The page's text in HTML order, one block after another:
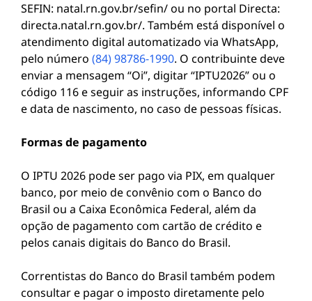
SEFIN: natal.rn.gov.br/sefin/ ou no portal Directa:
directa.natal.rn.gov.br/. Também está disponível o
atendimento digital automatizado via WhatsApp,
pelo número (84) 98786-1990. O contribuinte deve
enviar a mensagem “Oi”, digitar “IPTU2026” ou o
código 116 e seguir as instruções, informando CPF
e data de nascimento, no caso de pessoas físicas.
Formas de pagamento
O IPTU 2026 pode ser pago via PIX, em qualquer
banco, por meio de convênio com o Banco do
Brasil ou a Caixa Econômica Federal, além da
opção de pagamento com cartão de crédito e
pelos canais digitais do Banco do Brasil.
Correntistas do Banco do Brasil também podem
consultar e pagar o imposto diretamente pelo